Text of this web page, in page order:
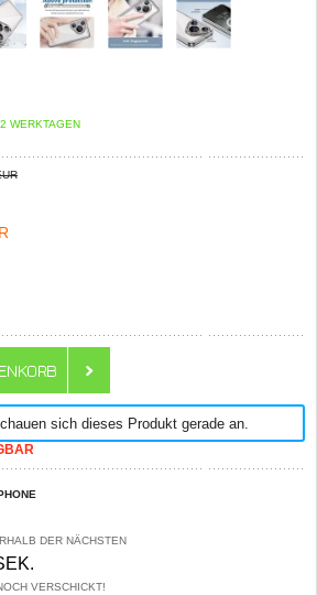
WERKTAGEN
sich dieses Produkt gerade an.
DER NÄCHSTEN
VERSCHICKT!